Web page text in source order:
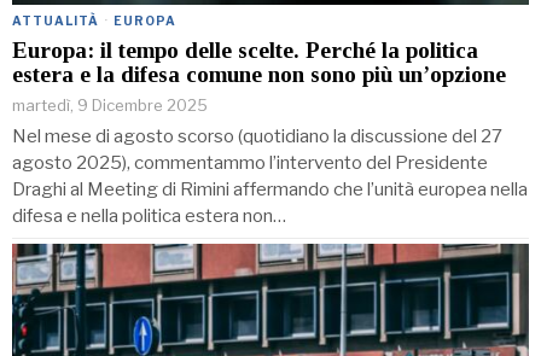
ATTUALITÀ · EUROPA
Europa: il tempo delle scelte. Perché la politica
estera e la difesa comune non sono più un’opzione
martedì, 9 Dicembre 2025
Nel mese di agosto scorso (quotidiano la discussione del 27
agosto 2025), commentammo l’intervento del Presidente
Draghi al Meeting di Rimini affermando che l’unità europea nella
difesa e nella politica estera non…